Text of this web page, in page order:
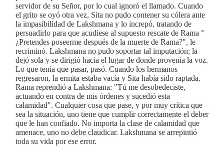
servidor de su Señor, por lo cual ignoró el llamado. Cuando
el grito se oyó otra vez, Sita no pudo contener su cólera ante
la impasibilidad de Lakshmana y lo increpó, tratando de
persuadirlo para que acudiese al supuesto rescate de Rama °
¿Pretendes poseerme después de la muerte de Rama?", le
recriminó. Lakshmana no pudo soportar tal imputación; la
dejó sola y se dirigió hacia el lugar de donde provenía la voz.
Lo que tenía que pasar, pasó. Cuando los hermanos
regresaron, la ermita estaba vacía y Sita había sido raptada.
Rama reprendió a Lakshmana: "Tú me desobedeciste,
actuando en contra de mis órdenes y sucedió esta
calamidad". Cualquier cosa que pase, y por muy crítica que
sea la situación, uno tiene que cumplir correctamente el deber
que le han confiado. No importa la clase de calamidad que
amenace, uno no debe claudicar. Lakshmana se arrepintió
toda su vida por ese error.